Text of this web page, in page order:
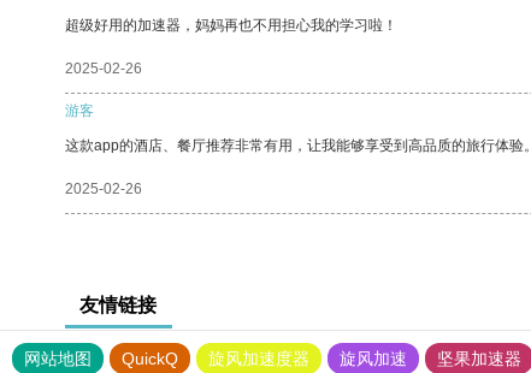
超级好用的加速器，妈妈再也不用担心我的学习啦！
2025-02-26
游客
这款app的酒店、餐厅推荐非常有用，让我能够享受到高品质的旅行体验。
2025-02-26
友情链接
网站地图 QuickQ 旋风加速度器 旋风加速 坚果加速器